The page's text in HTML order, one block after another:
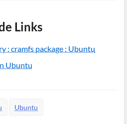
Links
: cramfs package : Ubuntu
Ubuntu
Ubuntu